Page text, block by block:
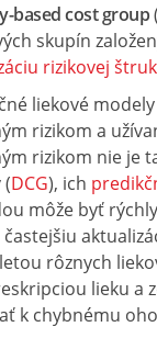
based cost group
skupín
rizikovej
liekové
rizikom a
rizikom nie je
DCG), ich
môže byť
častejšiu
rôznych
lieku a
k chybnému